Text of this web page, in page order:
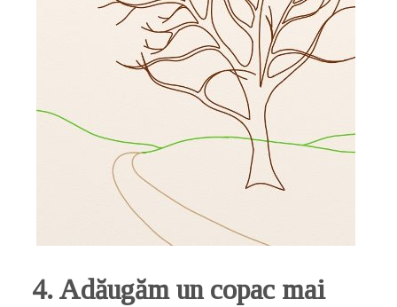
4. Adăugăm un copac mai